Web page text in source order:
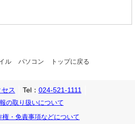
ル パソコン トップに戻る
ス Tel： 024-521-1111
の取り扱いについて
権・免責事項などについて